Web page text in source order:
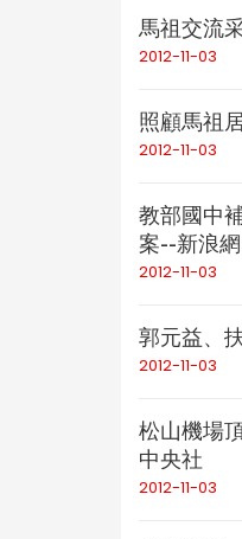
馬祖交流
2012-11-03
照顧馬祖
2012-11-03
教部國中
案--新浪
2012-11-03
郭元益、
2012-11-03
松山機場
中央社
2012-11-03